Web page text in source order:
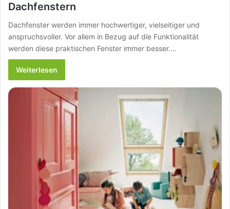
Dachfenstern
Dachfenster werden immer hochwertiger, vielseitiger und
anspruchsvoller. Vor allem in Bezug auf die Funktionalität
werden diese praktischen Fenster immer besser.…
Weiterlesen